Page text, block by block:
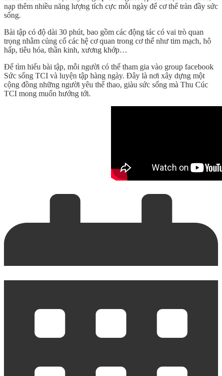
nạp thêm nhiều năng lượng tích cực mỗi ngày để cơ thể tràn đầy sức
sống.
Bài tập có độ dài 30 phút, bao gồm các động tác có vai trò quan
trọng nhằm củng cố các hệ cơ quan trong cơ thể như tim mạch, hô
hấp, tiêu hóa, thần kinh, xương khớp…
Để tìm hiểu bài tập, mỗi người có thể tham gia vào group facebook
Sức sống TCI và luyện tập hàng ngày. Đây là nơi xây dựng một
cộng đồng những người yêu thể thao, giàu sức sống mà Thu Cúc
TCI mong muốn hướng tới.